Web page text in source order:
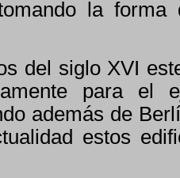
la
del siglo XVI
para el
además de
estos